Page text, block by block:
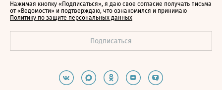
Нажимая кнопку «Подписаться», я даю свое согласие получать письма
от «Ведомости» и подтверждаю, что ознакомился и принимаю
Политику по защите персональных данных